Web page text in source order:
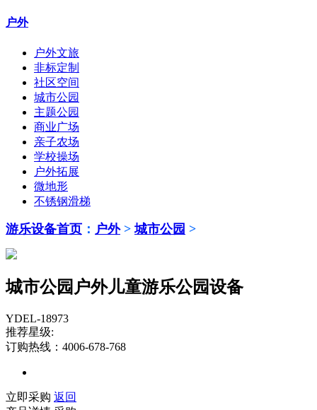
户外
户外文旅
非标定制
社区空间
城市公园
主题公园
商业广场
亲子农场
学校操场
户外拓展
微地形
不锈钢滑梯
游乐设备首页 ： 户外>城市公园 >
城市公园户外儿童游乐公园设备
YDEL-18973
推荐星级:
订购热线：4006-678-768
立即采购 返回